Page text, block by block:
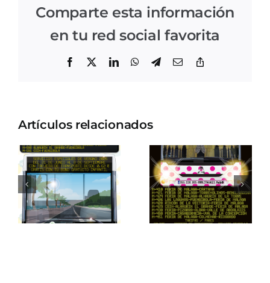
Comparte esta información
en tu red social favorita
Facebook LinkedInWhatsApp
Telegram
Correo
Artículos relacionados